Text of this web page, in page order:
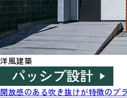
洋風建築
開放感のある吹き抜けが特徴のプ